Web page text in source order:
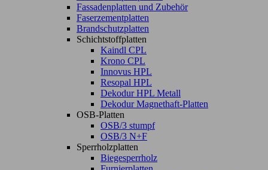
Fassadenplatten und Zubehör
Faserzementplatten
Brandschutzplatten
Schichtstoffplatten
Kaindl CPL
Krono CPL
Innovus HPL
Resopal HPL
Dekodur HPL Metall
Dekodur Magnethaft-Platten
OSB-Platten
OSB/3 stumpf
OSB/3 N+F
Sperrholzplatten
Biegesperrholz